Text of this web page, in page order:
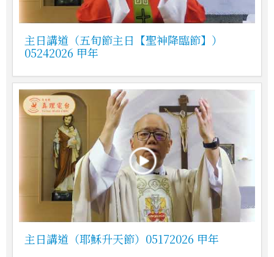
主日講道（五旬節主日【聖神降臨節】）
05242026 甲年
主日講道（耶穌升天節）05172026 甲年